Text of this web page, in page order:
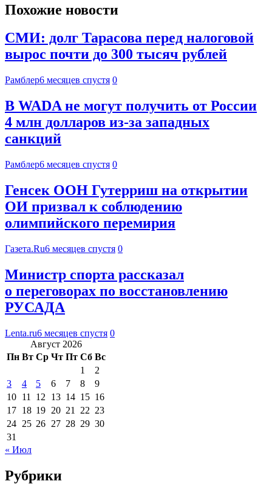
Похожие новости
СМИ: долг Тарасова перед налоговой
вырос почти до 300 тысяч рублей
Рамблер6 месяцев спустя 0
В WADA не могут получить от России
4 млн долларов из-за западных
санкций
Рамблер6 месяцев спустя 0
Генсек ООН Гутерриш на открытии
ОИ призвал к соблюдению
олимпийского перемирия
Газета.Ru6 месяцев спустя 0
Министр спорта рассказал
о переговорах по восстановлению
РУСАДА
Lenta.ru6 месяцев спустя 0
Август 2026
Пн Вт Ср Чт Пт Сб Вс
1
2
3
4 5 6 7 8
9
10 11 12 13 14 15 16
17 18 19 20 21 22 23
24 25 26 27 28 29 30
31
« Июл
Рубрики